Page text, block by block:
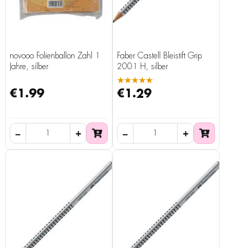
novooo Folienballon Zahl 1
Jahre, silber
€1.99
Faber Castell Bleistift Grip
2001 H, silber
★★★★★
€1.29